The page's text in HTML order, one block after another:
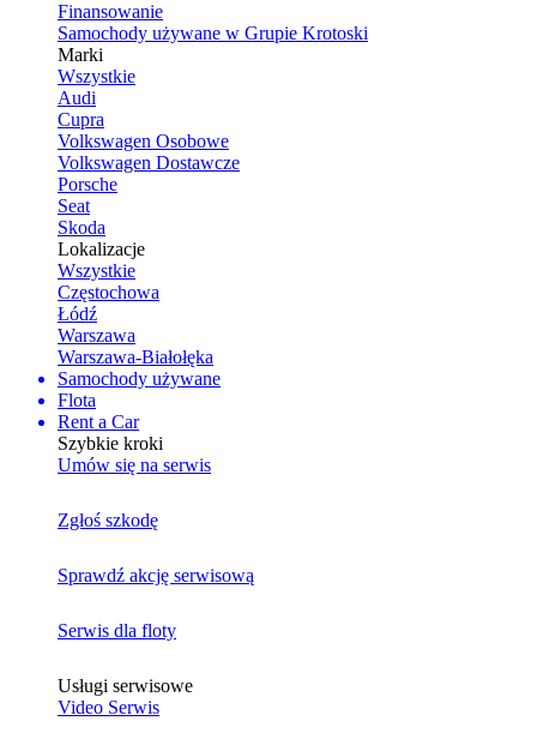
Finansowanie
Samochody używane w Grupie Krotoski
Marki
Wszystkie
Audi
Cupra
Volkswagen Osobowe
Volkswagen Dostawcze
Porsche
Seat
Skoda
Lokalizacje
Wszystkie
Częstochowa
Łódź
Warszawa
Warszawa-Białołęka
Samochody używane
Flota
Rent a Car
Szybkie kroki
Umów się na serwis
Zgłoś szkodę
Sprawdź akcję serwisową
Serwis dla floty
Usługi serwisowe
Video Serwis